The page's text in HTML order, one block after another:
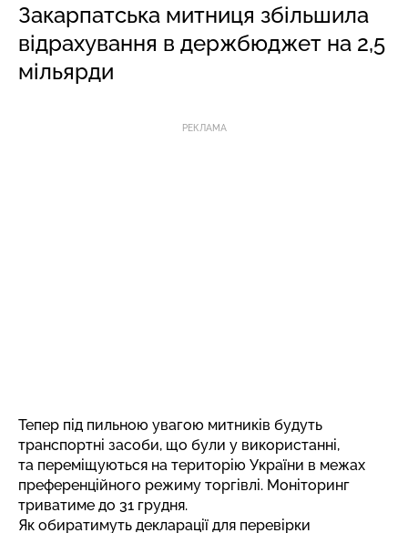
Закарпатська митниця збільшила
відрахування в держбюджет на 2,5
мільярди
РЕКЛАМА
Тепер під пильною увагою митників будуть
транспортні засоби, що були у використанні,
та переміщуються на територію України в межах
преференційного режиму торгівлі. Моніторинг
триватиме до 31 грудня.
Як обиратимуть декларації для перевірки